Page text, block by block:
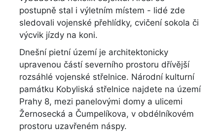
postupně stal i výletním místem - lidé zde
sledovali vojenské přehlídky, cvičení sokola či
výcvik jízdy na koni.
Dnešní pietní území je architektonicky
upravenou částí severního prostoru dřívější
rozsáhlé vojenské střelnice. Národní kulturní
památku Kobyliská střelnice najdete na území
Prahy 8, mezi panelovými domy a ulicemi
Žernosecká a Čumpelíkova, v obdélníkovém
prostoru uzavřeném náspy.